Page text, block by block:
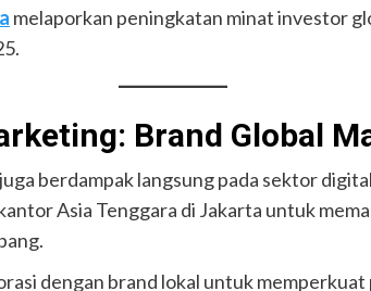
melaporkan peningkatan minat investor
Brand Global
juga berdampak langsung pada sektor
Asia Tenggara di Jakarta untuk
dengan brand lokal untuk